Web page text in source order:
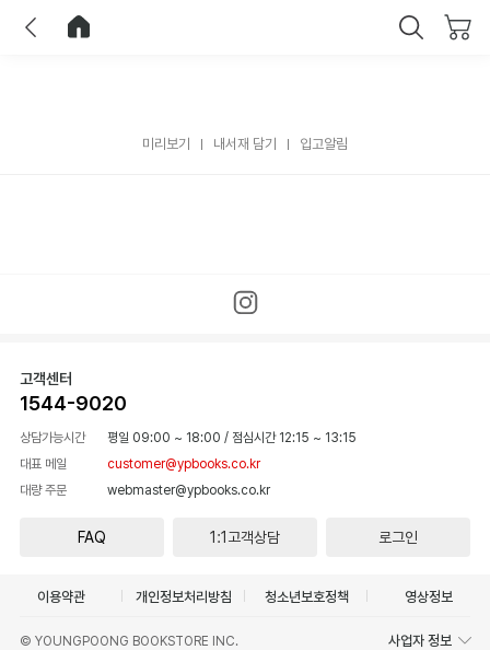
미리보기 내서재 담기 입고알림
고객센터
1544-9020
상담가능시간 평일 09:00 ~ 18:00 / 점심시간 12:15 ~ 13:15
대표 메일
customer@ypbooks.co.kr
대량 주문
webmaster@ypbooks.co.kr
FAQ 1:1고객상담 로그인
이용약관 개인정보처리방침 청소년보호정책 영상정보
© YOUNGPOONG BOOKSTORE INC. 사업자 정보